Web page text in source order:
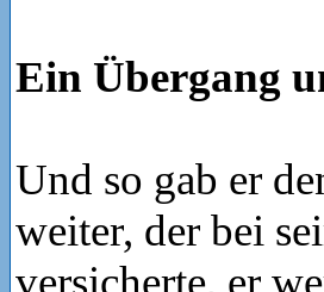
Ein Übergang
Und so gab er
weiter, der bei
versicherte, er